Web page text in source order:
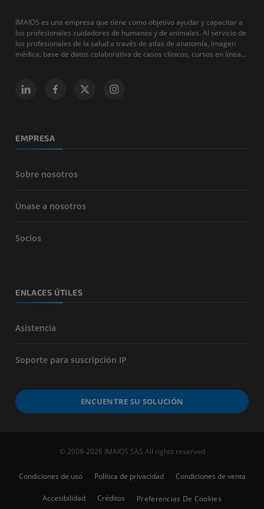
IMAIOS es una empresa que tiene como objetivo ayudar y capacitar a
los profesionales cuidadores de humanos y de animales. Al servicio de
los profesionales de la salud a través de atlas de anatomía, imagen
médica, base de datos colaborativa de casos clínicos, cursos en línea...
EMPRESA
Sobre nosotros
Únase a nosotros
Socios
ENLACES ÚTILES
Asistencia
Soporte para suscripción IP
ENCUENTRE SU SOLUCIÓN
© 2008-2026 IMAIOS SAS All rights reserved
Condiciones de uso Política de privacidad Condiciones de venta
Accesibilidad Créditos Preferencias De Cookies